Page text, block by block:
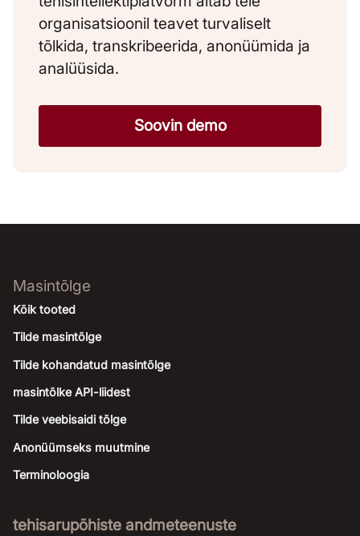
organisatsioonil teavet turvaliselt
tõlkida, transkribeerida, anonüümida ja
analüüsida.
Soovin demo
Masintõlge
Kõik tooted
Tilde masintõlge
Tilde kohandatud masintõlge
masintõlke API-liidest
Tilde veebisaidi tõlge
Anonüümseks muutmine
Terminoloogia
tehisarupõhiste andmeteenuste